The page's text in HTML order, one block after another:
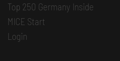
Top 250 Germany Inside
MICE Start
Login